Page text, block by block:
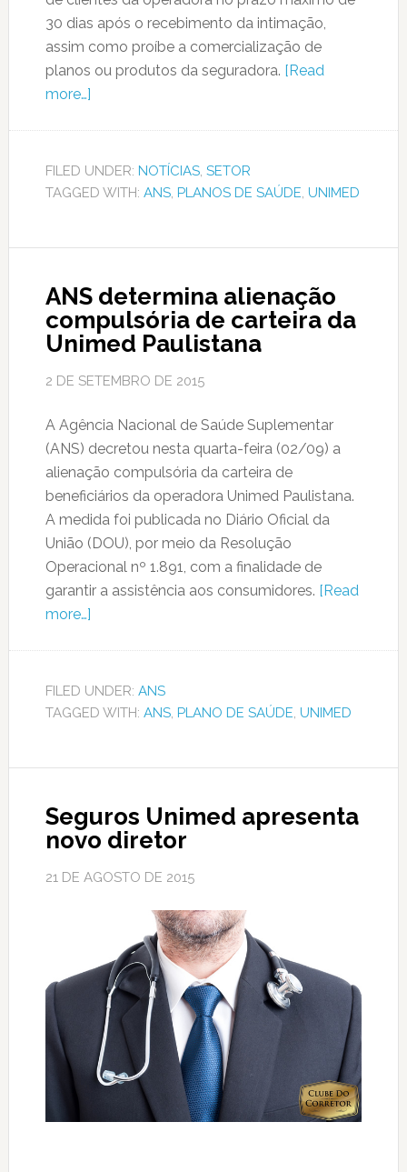
30 dias após o recebimento da intimação,
assim como proíbe a comercialização de
planos ou produtos da seguradora. [Read
more…]
FILED UNDER: NOTÍCIAS, SETOR
TAGGED WITH: ANS, PLANOS DE SAÚDE, UNIMED
ANS determina alienação
compulsória de carteira da
Unimed Paulistana
2 DE SETEMBRO DE 2015
A Agência Nacional de Saúde Suplementar
(ANS) decretou nesta quarta-feira (02/09) a
alienação compulsória da carteira de
beneficiários da operadora Unimed Paulistana.
A medida foi publicada no Diário Oficial da
União (DOU), por meio da Resolução
Operacional nº 1.891, com a finalidade de
garantir a assistência aos consumidores. [Read
more…]
FILED UNDER: ANS
TAGGED WITH: ANS, PLANO DE SAÚDE, UNIMED
Seguros Unimed apresenta
novo diretor
21 DE AGOSTO DE 2015